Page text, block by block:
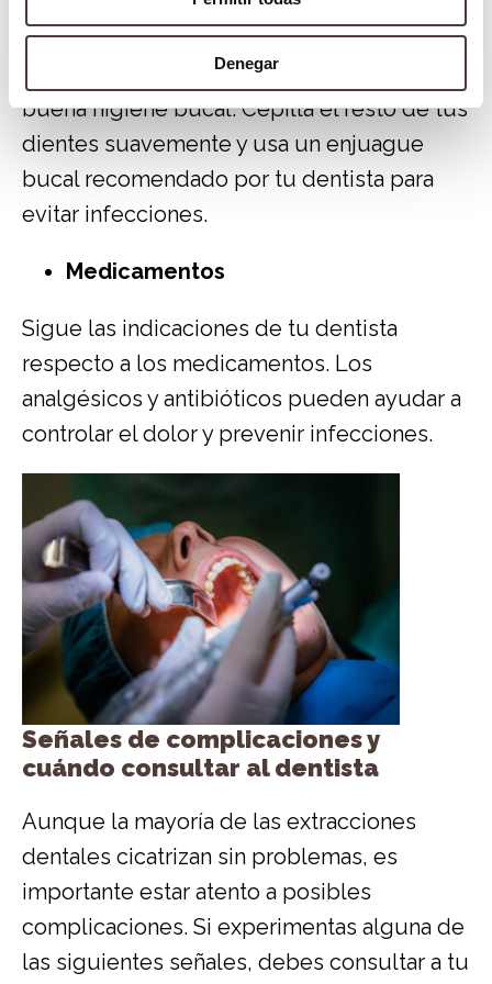
Denegar
Aunque debes evitar cepillar el área de la
extracción, es importante mantener una
buena higiene bucal. Cepilla el resto de tus
dientes suavemente y usa un enjuague
bucal recomendado por tu dentista para
evitar infecciones.
Medicamentos
Sigue las indicaciones de tu dentista
respecto a los medicamentos. Los
analgésicos y antibióticos pueden ayudar a
controlar el dolor y prevenir infecciones.
Señales de complicaciones y
cuándo consultar al dentista
Aunque la mayoría de las extracciones
dentales cicatrizan sin problemas, es
importante estar atento a posibles
complicaciones. Si experimentas alguna de
las siguientes señales, debes consultar a tu